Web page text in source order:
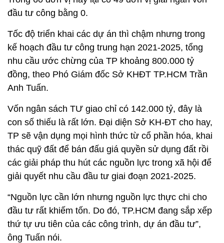
đầu tư công bằng 0.
Tốc độ triển khai các dự án thì chậm nhưng trong
kế hoạch đầu tư công trung hạn 2021-2025, tổng
nhu cầu ước chừng của TP khoảng 800.000 tỷ
đồng, theo Phó Giám đốc Sở KHĐT TP.HCM Trần
Anh Tuấn.
Vốn ngân sách TƯ giao chỉ có 142.000 tỷ, đây là
con số thiếu là rất lớn. Đại diện Sở KH-ĐT cho hay,
TP sẽ vận dụng mọi hình thức từ cổ phần hóa, khai
thác quỹ đất để bán đấu giá quyền sử dụng đất rồi
các giải pháp thu hút các nguồn lực trong xã hội để
giải quyết nhu cầu đầu tư giai đoạn 2021-2025.
“Nguồn lực cần lớn nhưng nguồn lực thực chi cho
đầu tư rất khiếm tốn. Do đó, TP.HCM đang sắp xếp
thứ tự ưu tiên của các công trình, dự án đầu tư”,
ông Tuấn nói.